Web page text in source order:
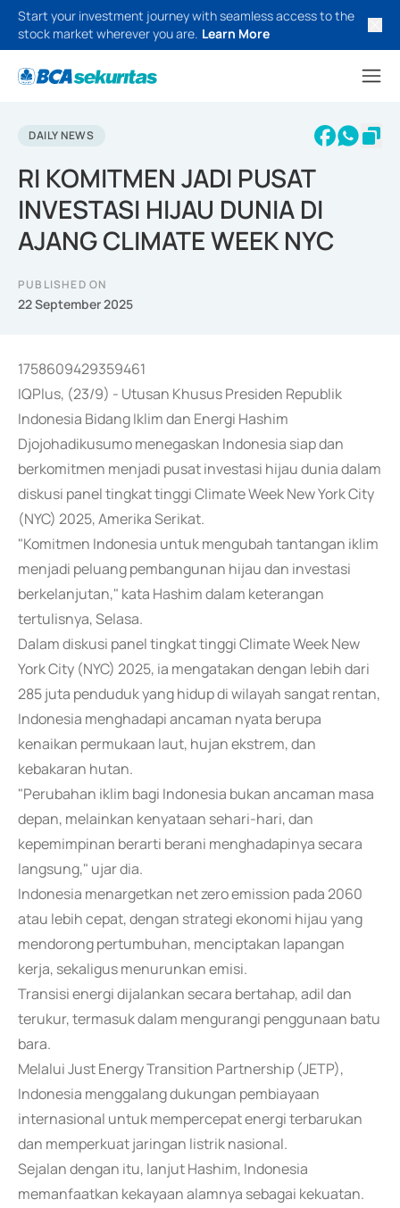
Start your investment journey with seamless access to the
stock market wherever you are. Learn More
DAILY NEWS
RI KOMITMEN JADI PUSAT
INVESTASI HIJAU DUNIA DI
AJANG CLIMATE WEEK NYC
PUBLISHED ON
22 September 2025
1758609429359461
IQPlus, (23/9) - Utusan Khusus Presiden Republik
Indonesia Bidang Iklim dan Energi Hashim
Djojohadikusumo menegaskan Indonesia siap dan
berkomitmen menjadi pusat investasi hijau dunia dalam
diskusi panel tingkat tinggi Climate Week New York City
(NYC) 2025, Amerika Serikat.
"Komitmen Indonesia untuk mengubah tantangan iklim
menjadi peluang pembangunan hijau dan investasi
berkelanjutan," kata Hashim dalam keterangan
tertulisnya, Selasa.
Dalam diskusi panel tingkat tinggi Climate Week New
York City (NYC) 2025, ia mengatakan dengan lebih dari
285 juta penduduk yang hidup di wilayah sangat rentan,
Indonesia menghadapi ancaman nyata berupa
kenaikan permukaan laut, hujan ekstrem, dan
kebakaran hutan.
"Perubahan iklim bagi Indonesia bukan ancaman masa
depan, melainkan kenyataan sehari-hari, dan
kepemimpinan berarti berani menghadapinya secara
langsung," ujar dia.
Indonesia menargetkan net zero emission pada 2060
atau lebih cepat, dengan strategi ekonomi hijau yang
mendorong pertumbuhan, menciptakan lapangan
kerja, sekaligus menurunkan emisi.
Transisi energi dijalankan secara bertahap, adil dan
terukur, termasuk dalam mengurangi penggunaan batu
bara.
Melalui Just Energy Transition Partnership (JETP),
Indonesia menggalang dukungan pembiayaan
internasional untuk mempercepat energi terbarukan
dan memperkuat jaringan listrik nasional.
Sejalan dengan itu, lanjut Hashim, Indonesia
memanfaatkan kekayaan alamnya sebagai kekuatan.